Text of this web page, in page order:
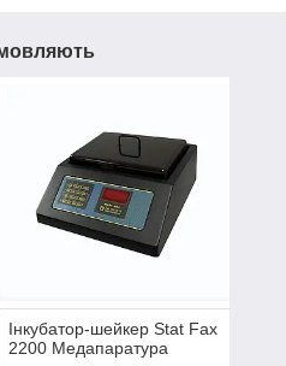
Інкубатор-шейкер Stat Fax
2200 Медапаратура